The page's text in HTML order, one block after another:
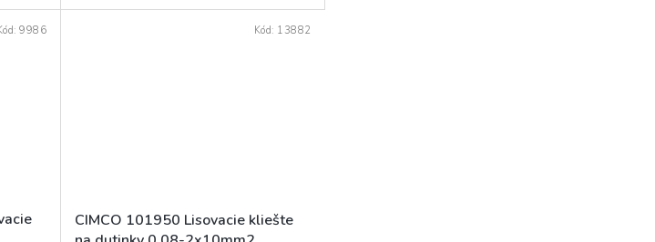
9986
CIMCO 101950 Lisovacie kliešte
Kód: 13882